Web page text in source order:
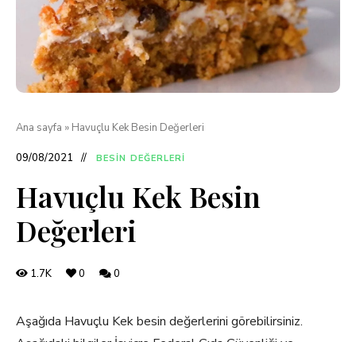
Ana sayfa » Havuçlu Kek Besin Değerleri
09/08/2021 BESIN DEĞERLERI
Havuçlu Kek Besin
Değerleri
1.7K 0 0
Aşağıda Havuçlu Kek besin değerlerini görebilirsiniz.